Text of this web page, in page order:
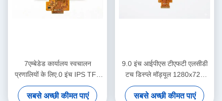
7एम्बेडेड कार्यालय स्वचालन
प्रणालियों के लिए.0 इंच IPS TFT
एलसीडी टच डिस्प्ले मॉड्यूल
सबसे अच्छी कीमत पाएं
9.0 इंच आईपीएस टीएफटी एलसीडी
टच डिस्प्ले मॉड्यूल 1280x720
एलवीडीएस कार्यालय उपकरण के लिए
सबसे अच्छी कीमत पाएं